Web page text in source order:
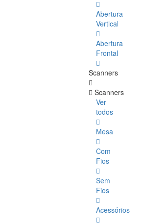
Abertura
Vertical
Abertura
Frontal
Scanners
Scanners
Ver
todos
Mesa
Com
Fios
Sem
Fios
Acessórios